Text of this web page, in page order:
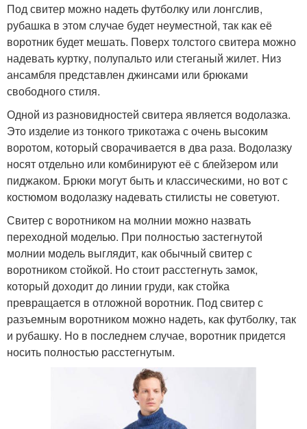
Под свитер можно надеть футболку или лонгслив,
рубашка в этом случае будет неуместной, так как её
воротник будет мешать. Поверх толстого свитера можно
надевать куртку, полупальто или стеганый жилет. Низ
ансамбля представлен джинсами или брюками
свободного стиля.
Одной из разновидностей свитера является водолазка.
Это изделие из тонкого трикотажа с очень высоким
воротом, который сворачивается в два раза. Водолазку
носят отдельно или комбинируют её с блейзером или
пиджаком. Брюки могут быть и классическими, но вот с
костюмом водолазку надевать стилисты не советуют.
Свитер с воротником на молнии можно назвать
переходной моделью. При полностью застегнутой
молнии модель выглядит, как обычный свитер с
воротником стойкой. Но стоит расстегнуть замок,
который доходит до линии груди, как стойка
превращается в отложной воротник. Под свитер с
разъемным воротником можно надеть, как футболку, так
и рубашку. Но в последнем случае, воротник придется
носить полностью расстегнутым.